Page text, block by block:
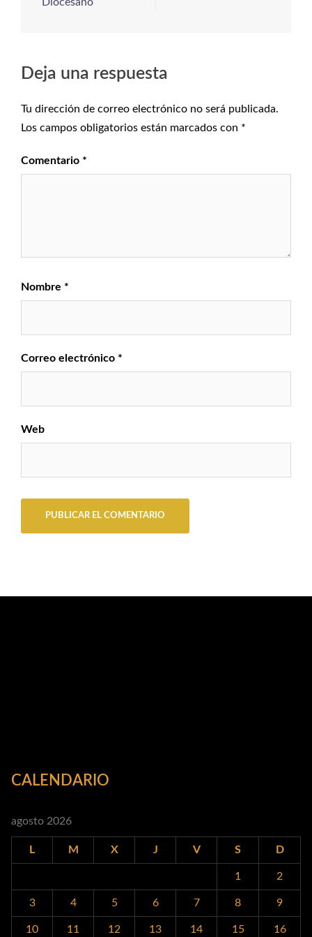
Deja una respuesta
Tu dirección de correo electrónico no será publicada.
Los campos obligatorios están marcados con *
Comentario *
Nombre *
Correo electrónico *
Web
CALENDARIO
agosto 2026
L M X J V S D
1 2
3 4 5 6 7 8 9
10 11 12 13 14 15 16